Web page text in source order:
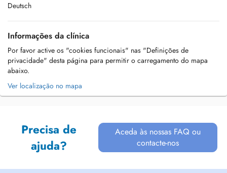
Deutsch
Informações da clínica
Por favor active os "cookies funcionais" nas "Definições de
privacidade" desta página para permitir o carregamento do mapa
abaixo.
Ver localização no mapa
Precisa de
ajuda?
Aceda às nossas FAQ ou
contacte-nos